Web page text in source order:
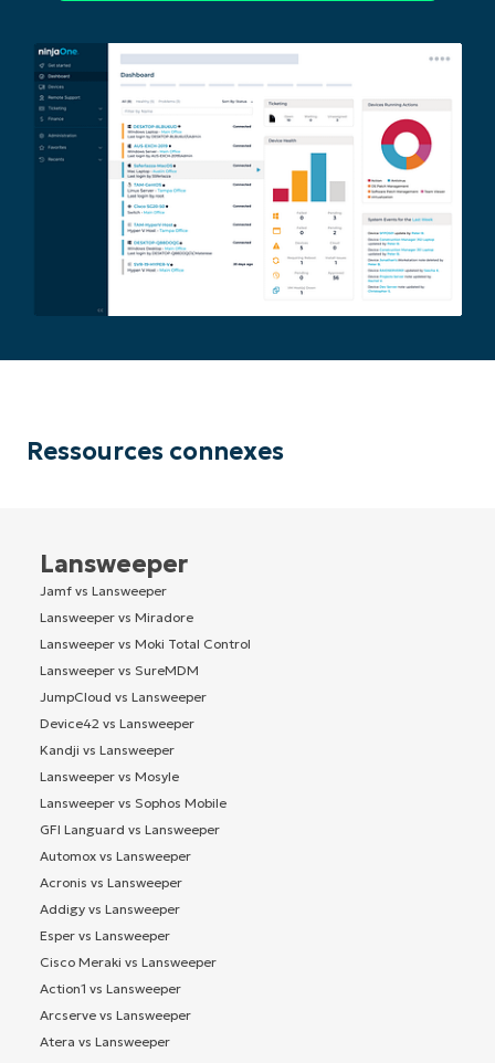
Ressources connexes
Lansweeper
Jamf vs Lansweeper
Lansweeper vs Miradore
Lansweeper vs Moki Total Control
Lansweeper vs SureMDM
JumpCloud vs Lansweeper
Device42 vs Lansweeper
Kandji vs Lansweeper
Lansweeper vs Mosyle
Lansweeper vs Sophos Mobile
GFI Languard vs Lansweeper
Automox vs Lansweeper
Acronis vs Lansweeper
Addigy vs Lansweeper
Esper vs Lansweeper
Cisco Meraki vs Lansweeper
Action1 vs Lansweeper
Arcserve vs Lansweeper
Atera vs Lansweeper